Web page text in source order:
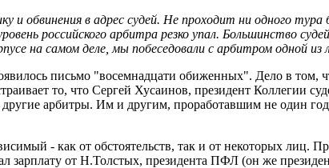
и обвинения в адрес судей. Не проходит ни одного тура
российского арбитра резко упал. Большинство
на самом деле, мы побеседовали с арбитром одной из
письмо "восемнадцати обиженных". Дело в
то, что Сергей Хусаинов, президент Коллегии
арбитры. Им и другим, проработавшим не один год
- как от обстоятельств, так и от некоторых
зарплату от Н.Толстых, президента ПФЛ (он же